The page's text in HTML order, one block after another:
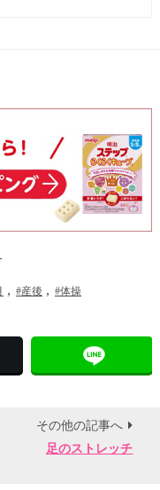
#産後 #体操
その他の記事へ
足のストレッチ